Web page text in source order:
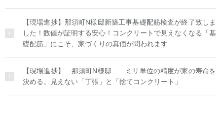
【現場進捗】那須町N様邸新築工事基礎配筋検査が終了致しま
した！数値が証明する安心！コンクリートで見えなくなる「基
礎配筋」にこそ、家づくりの真価が問われます
【現場進捗】 那須町N様邸 ミリ単位の精度が家の寿命を
決める。見えない「丁張」と「捨てコンクリート」